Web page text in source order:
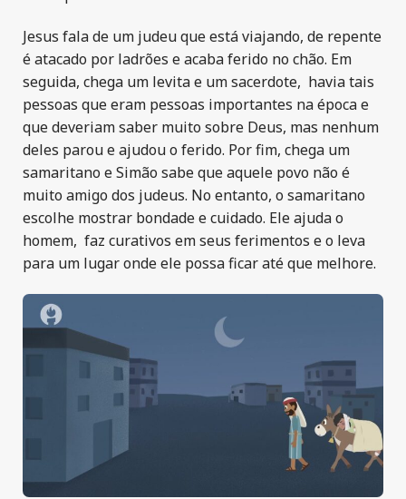
Jesus fala de um judeu que está viajando, de repente
é atacado por ladrões e acaba ferido no chão. Em
seguida, chega um levita e um sacerdote, havia tais
pessoas que eram pessoas importantes na época e
que deveriam saber muito sobre Deus, mas nenhum
deles parou e ajudou o ferido. Por fim, chega um
samaritano e Simão sabe que aquele povo não é
muito amigo dos judeus. No entanto, o samaritano
escolhe mostrar bondade e cuidado. Ele ajuda o
homem, faz curativos em seus ferimentos e o leva
para um lugar onde ele possa ficar até que melhore.